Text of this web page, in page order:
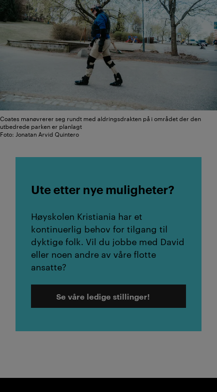
Coates manøvrerer seg rundt med aldringsdrakten på i området der den
utbedrede parken er planlagt
Foto: Jonatan Arvid Quintero
Ute etter nye muligheter?
Høyskolen Kristiania har et
kontinuerlig behov for tilgang til
dyktige folk. Vil du jobbe med David
eller noen andre av våre flotte
ansatte?
Se våre ledige stillinger!